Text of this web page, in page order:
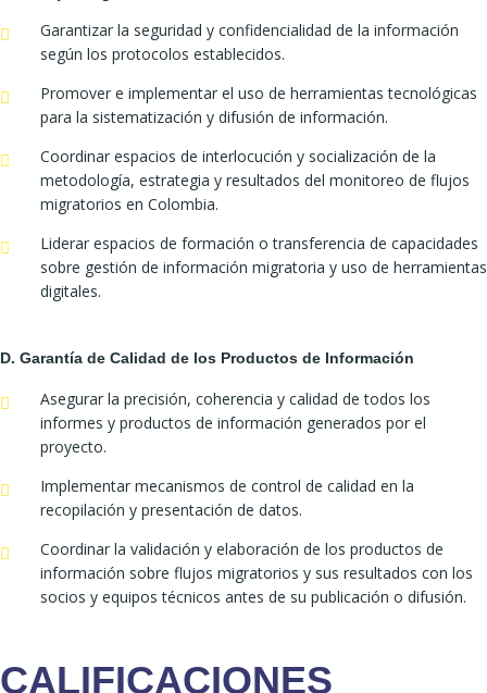
Garantizar la seguridad y confidencialidad de la información
según los protocolos establecidos.
Promover e implementar el uso de herramientas tecnológicas
para la sistematización y difusión de información.
Coordinar espacios de interlocución y socialización de la
metodología, estrategia y resultados del monitoreo de flujos
migratorios en Colombia.
Liderar espacios de formación o transferencia de capacidades
sobre gestión de información migratoria y uso de herramientas
digitales.
D. Garantía de Calidad de los Productos de Información
Asegurar la precisión, coherencia y calidad de todos los
informes y productos de información generados por el
proyecto.
Implementar mecanismos de control de calidad en la
recopilación y presentación de datos.
Coordinar la validación y elaboración de los productos de
información sobre flujos migratorios y sus resultados con los
socios y equipos técnicos antes de su publicación o difusión.
CALIFICACIONES